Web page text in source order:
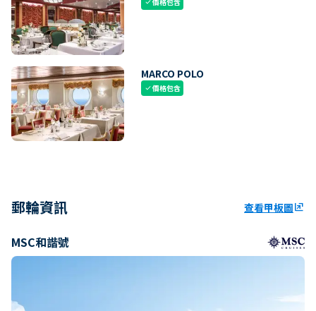
check
MARCO POLO
check價格包含
郵輪資訊 查看甲板圖ungroup
MSC和諧號